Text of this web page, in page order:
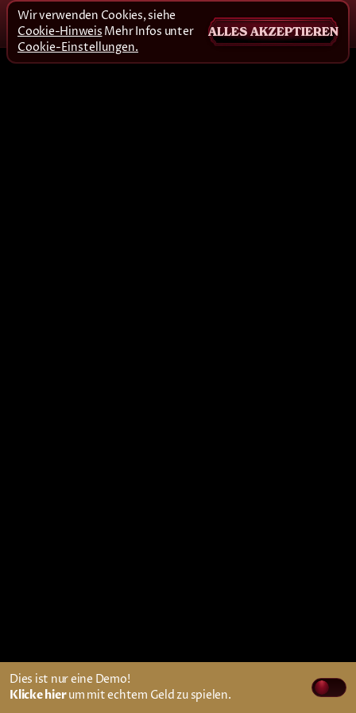
Dies ist nur eine Demo!
Klicke hierum mit echtem Geld zu spielen.
Wir verwenden Cookies, siehe
Cookie-Hinweis Mehr Infos unter
Cookie-Einstellungen.
ALLES AKZEPTIEREN